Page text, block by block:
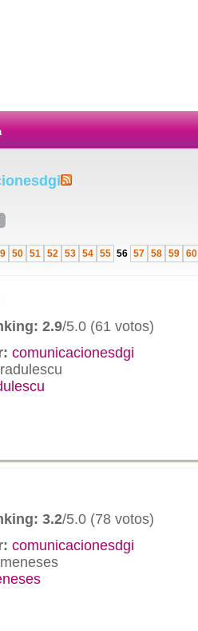
50 51 52 53 54 55 56 57 58 59 60
2.9/5.0 (61 votos)
comunicacionesdgi
radulescu
3.2/5.0 (78 votos)
comunicacionesdgi
meneses